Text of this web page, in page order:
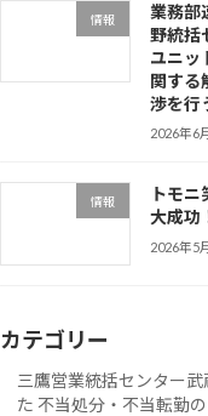
情報
業務
野統括
ユニッ
関す
渉を行
2026年6
情報
トモニ
大成功
2026年5
カテゴリー
三鷹営業統括センター
た 不当処分・不当転勤